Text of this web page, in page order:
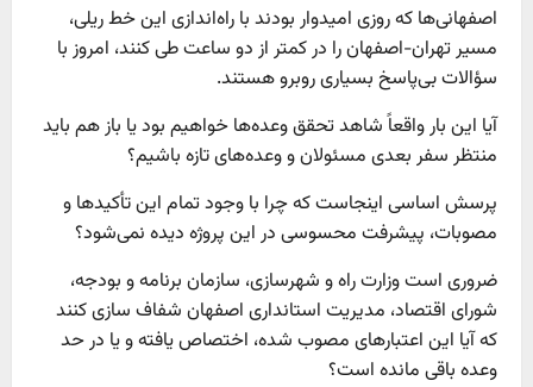
اصفهانی‌ها که روزی امیدوار بودند با راه‌اندازی این خط ریلی،
مسیر تهران-اصفهان را در کمتر از دو ساعت طی کنند، امروز با
سؤالات بی‌پاسخ بسیاری روبرو هستند.
آیا این بار واقعاً شاهد تحقق وعده‌ها خواهیم بود یا باز هم باید
منتظر سفر بعدی مسئولان و وعده‌های تازه باشیم؟
پرسش اساسی اینجاست که چرا با وجود تمام این تأکیدها و
مصوبات، پیشرفت محسوسی در این پروژه دیده نمی‌شود؟
ضروری است وزارت راه و شهرسازی، سازمان برنامه و بودجه،
شورای اقتصاد، مدیریت استانداری‌ اصفهان شفاف سازی کنند
که آیا این اعتبارهای مصوب شده، اختصاص یافته و یا در حد
وعده باقی مانده است؟